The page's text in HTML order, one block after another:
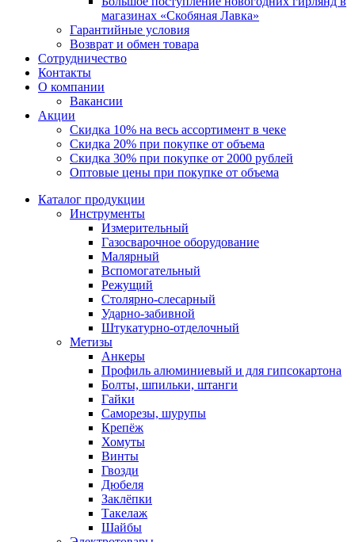
магазинах «Скобяная Лавка»
Гарантийные условия
Возврат и обмен товара
Сотрудничество
Контакты
О компании
Вакансии
Акции
Скидка 10% на весь ассортимент в чеке
Скидка 20% при покупке от объема
Скидка 30% при покупке от 2000 рублей
Оптовые цены при покупке от объема
Каталог продукции
Инструменты
Измерительный
Газосварочное оборудование
Малярный
Вспомогательный
Режущий
Столярно-слесарный
Ударно-забивной
Штукатурно-отделочный
Метизы
Анкеры
Профиль алюминиевый и для гипсокартона
Болты, шпильки, штанги
Гайки
Саморезы, шурупы
Крепёж
Хомуты
Винты
Гвозди
Дюбеля
Заклёпки
Такелаж
Шайбы